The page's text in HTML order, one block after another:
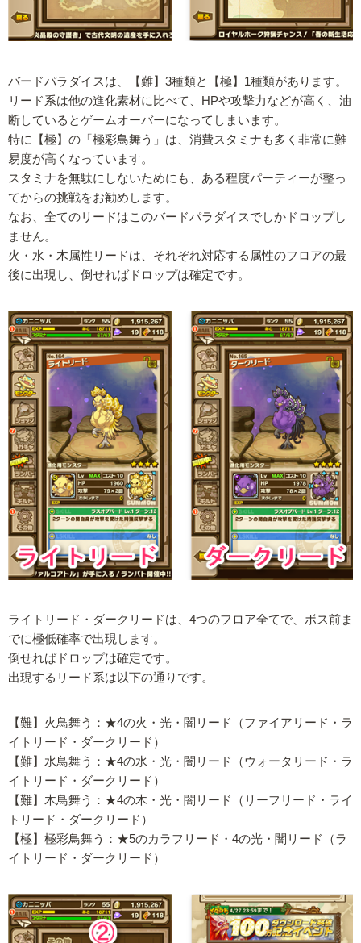
バードパラダイスは、【難】3種類と【極】1種類があります。
リード系は他の進化素材に比べて、HPや攻撃力などが高く、油
断しているとゲームオーバーになってしまいます。
特に【極】の「極彩鳥舞う」は、消費スタミナも多く非常に難
易度が高くなっています。
スタミナを無駄にしないためにも、ある程度パーティーが整っ
てからの挑戦をお勧めします。
なお、全てのリードはこのバードパラダイスでしかドロップし
ません。
火・水・木属性リードは、それぞれ対応する属性のフロアの最
後に出現し、倒せればドロップは確定です。
ライトリード・ダークリードは、4つのフロア全てで、ボス前ま
でに極低確率で出現します。
倒せればドロップは確定です。
出現するリード系は以下の通りです。
【難】火鳥舞う：★4の火・光・闇リード（ファイアリード・ラ
イトリード・ダークリード）
【難】水鳥舞う：★4の水・光・闇リード（ウォータリード・ラ
イトリード・ダークリード）
【難】木鳥舞う：★4の木・光・闇リード（リーフリード・ライ
トリード・ダークリード）
【極】極彩鳥舞う：★5のカラフリード・4の光・闇リード（ラ
イトリード・ダークリード）